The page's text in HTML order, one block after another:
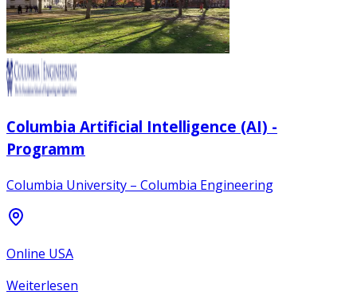
Columbia Artificial Intelligence (AI) -
Programm
Columbia University – Columbia Engineering
Online USA
Weiterlesen